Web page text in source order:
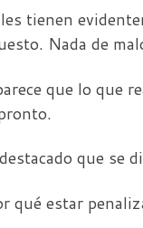
tienen
Nada de
que lo que
que se
estar